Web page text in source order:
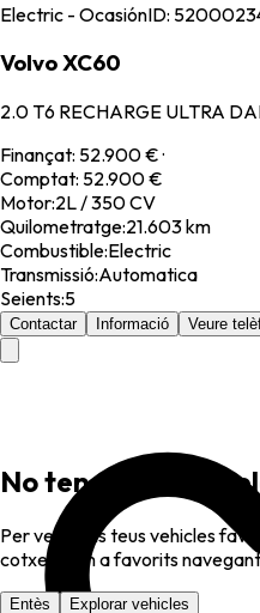
Electric - OcasiónID:
Volvo XC60
2.0 T6 RECHARGE ULTRA
Finançat: 52.900 €·
Comptat: 52.900 €
Motor:2L / 350 CV
Quilometratge:21.603 km
Combustible:Electric
Transmissió:Automatica
Seients:5
Contactar Informació Veure
No tens favorits
Per veure els teus vehicles
cotxes com a favorits
Entès Explorar vehicles